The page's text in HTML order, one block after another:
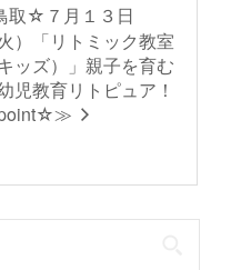
取☆７月１３日
火）「リトミック教室
キッズ）」親子を育む
児教育リトピュア！